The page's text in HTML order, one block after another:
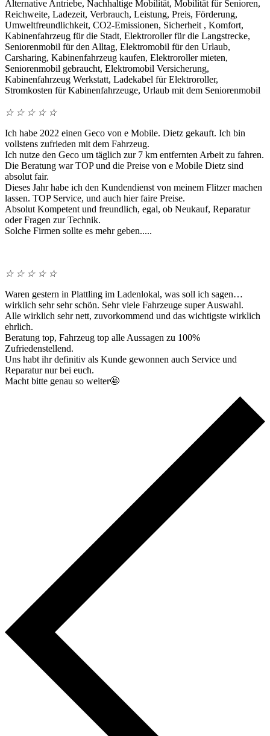
☆ ☆ ☆ ☆ ☆
Ich habe 2022 einen Geco von e Mobile. Dietz gekauft. Ich bin
vollstens zufrieden mit dem Fahrzeug.
Ich nutze den Geco um täglich zur 7 km entfernten Arbeit zu fahren.
Die Beratung war TOP und die Preise von e Mobile Dietz sind
absolut fair.
Dieses Jahr habe ich den Kundendienst von meinem Flitzer machen
lassen. TOP Service, und auch hier faire Preise.
Absolut Kompetent und freundlich, egal, ob Neukauf, Reparatur
oder Fragen zur Technik.
Solche Firmen sollte es mehr geben.....
☆ ☆ ☆ ☆ ☆
Waren gestern in Plattling im Ladenlokal, was soll ich sagen…
wirklich sehr sehr schön. Sehr viele Fahrzeuge super Auswahl.
Alle wirklich sehr nett, zuvorkommend und das wichtigste wirklich
ehrlich.
Beratung top, Fahrzeug top alle Aussagen zu 100%
Zufriedenstellend.
Uns habt ihr definitiv als Kunde gewonnen auch Service und
Reparatur nur bei euch.
Macht bitte genau so weiter🤩